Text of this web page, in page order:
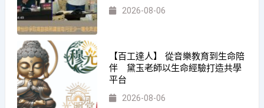
2026-08-06
【百工達人】 從音樂教育到生命陪
伴 黛玉老師以生命經驗打造共學
平台
2026-08-06